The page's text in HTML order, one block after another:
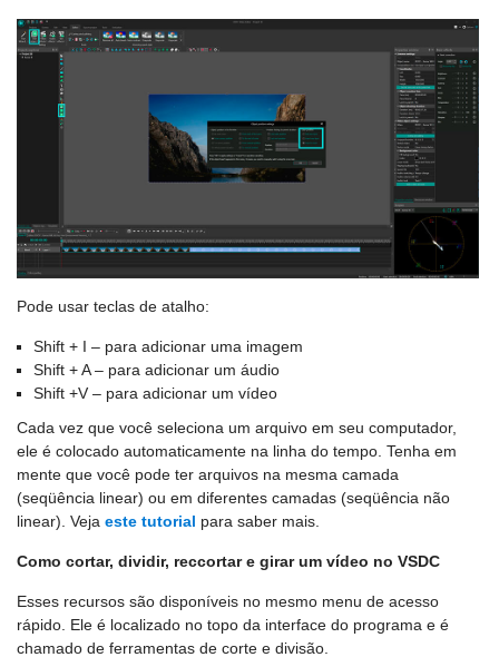
Pode usar teclas de atalho:
Shift + I – para adicionar uma imagem
Shift + A – para adicionar um áudio
Shift +V – para adicionar um vídeo
Cada vez que você seleciona um arquivo em seu computador,
ele é colocado automaticamente na linha do tempo. Tenha em
mente que você pode ter arquivos na mesma camada
(seqüência linear) ou em diferentes camadas (seqüência não
linear). Veja este tutorial para saber mais.
Como cortar, dividir, reccortar e girar um vídeo no VSDC
Esses recursos são disponíveis no mesmo menu de acesso
rápido. Ele é localizado no topo da interface do programa e é
chamado de ferramentas de corte e divisão.